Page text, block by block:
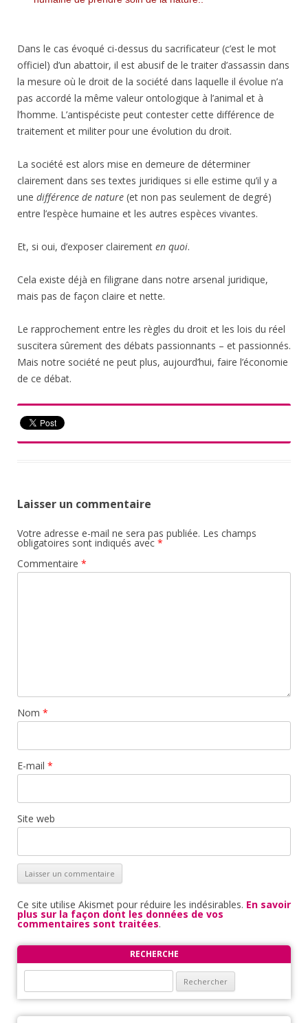
Dans le cas évoqué ci-dessus du sacrificateur (c’est le mot
officiel) d’un abattoir, il est abusif de le traiter d’assassin dans
la mesure où le droit de la société dans laquelle il évolue n’a
pas accordé la même valeur ontologique à l’animal et à
l’homme. L’antispéciste peut contester cette différence de
traitement et militer pour une évolution du droit.
La société est alors mise en demeure de déterminer
clairement dans ses textes juridiques si elle estime qu’il y a
une différence de nature (et non pas seulement de degré)
entre l’espèce humaine et les autres espèces vivantes.
Et, si oui, d’exposer clairement en quoi.
Cela existe déjà en filigrane dans notre arsenal juridique,
mais pas de façon claire et nette.
Le rapprochement entre les règles du droit et les lois du réel
suscitera sûrement des débats passionnants – et passionnés.
Mais notre société ne peut plus, aujourd’hui, faire l’économie
de ce débat.
Laisser un commentaire
Votre adresse e-mail ne sera pas publiée. Les champs
obligatoires sont indiqués avec *
Commentaire *
Nom *
E-mail *
Site web
Ce site utilise Akismet pour réduire les indésirables. En savoir
plus sur la façon dont les données de vos
commentaires sont traitées.
RECHERCHE